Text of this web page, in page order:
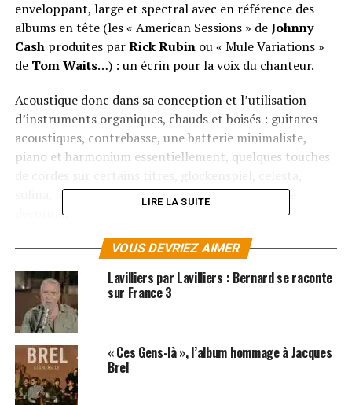
enveloppant, large et spectral avec en référence des
albums en tête (les « American Sessions » deJohnny
Cashproduites parRick Rubinou « Mule Variations »
de Tom Waits…) : un écrin pour la voix du chanteur.
Acoustique donc dans sa conception et l’utilisation
d’instruments organiques, chauds et boisés : guitares
acoustiques, contrebasse, une batterie minimaliste,
piano et harmonium essentiellement, quelques touches
solina, mellotron, mandoline ou melodica pour le
decorum.
Des débuts du Stéphanois (St-Etienne,La grande
marée) à l’album « Arrêts sur image » (
40 ans d’une carrière sont revisités avec des titres
mythiques comme
GringoouManilla Hotel
Betty,Petit
On y trouve également des duos inédits sur
Noires(avec
LIRE LA SUITE
VOUS DEVRIEZ AIMER
Lavilliers par Lavilliers : Bernard se raconte
sur France 3
« Ces Gens-là », l’album hommage à Jacques
Brel